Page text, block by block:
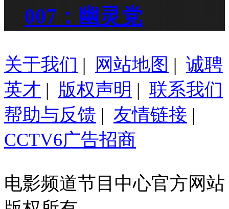
007：幽灵党
关于我们 | 网站地图 | 诚聘
英才 | 版权声明 | 联系我们
帮助与反馈 | 友情链接 |
CCTV6广告招商
电影频道节目中心官方网站